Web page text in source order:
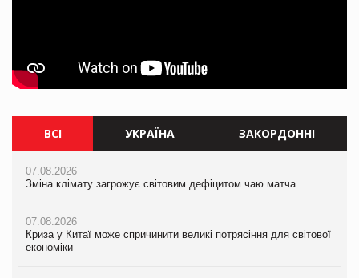
ВСІ УКРАЇНА ЗАКОРДОННІ
07.08.2026
Зміна клімату загрожує світовим дефіцитом чаю матча
07.08.2026
Криза у Китаї може спричинити великі потрясіння для світової
економіки
07.08.2026
Зміна клімату загрожує світовим дефіцитом чаю матча
07.08.2026
Криза у Китаї може спричинити великі потрясіння для світової
економіки
07.08.2026
Зміна клімату загрожує світовим дефіцитом чаю матча
07.08.2026
Криза у Китаї може спричинити великі потрясіння для світової
економіки